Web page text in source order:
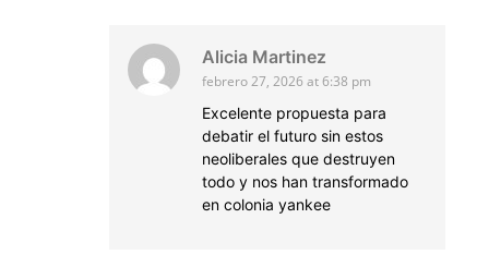
Alicia Martinez
febrero 27, 2026 at 6:38 pm
Excelente propuesta para
debatir el futuro sin estos
neoliberales que destruyen
todo y nos han transformado
en colonia yankee